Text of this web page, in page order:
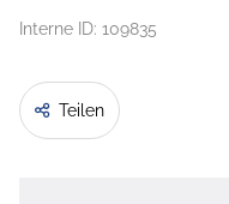
Interne ID: 109835
Teilen